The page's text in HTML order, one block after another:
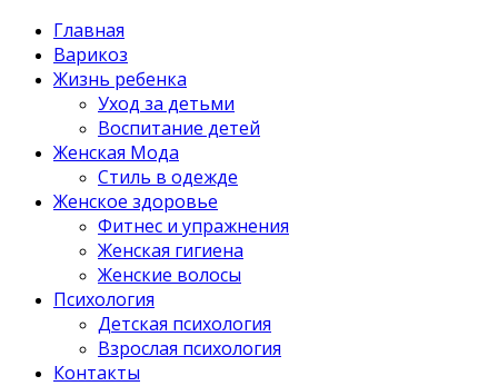
Главная
Варикоз
Жизнь ребенка
Уход за детьми
Воспитание детей
Женская Мода
Стиль в одежде
Женское здоровье
Фитнес и упражнения
Женская гигиена
Женские волосы
Психология
Детская психология
Взрослая психология
Контакты